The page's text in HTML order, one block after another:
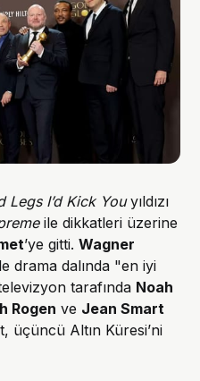
Legs I’d Kick Youyıldızı
ile dikkatleri üzerine
’ye gitti.Wagner
drama dalında "en iyi
tarafında Noah
Rogen ve Jean Smart
üçüncü Altın Küresi’ni